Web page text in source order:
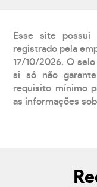
Esse site possui
registrado pela
17/10/2026. O
si só não
requisito mínimo
as informações